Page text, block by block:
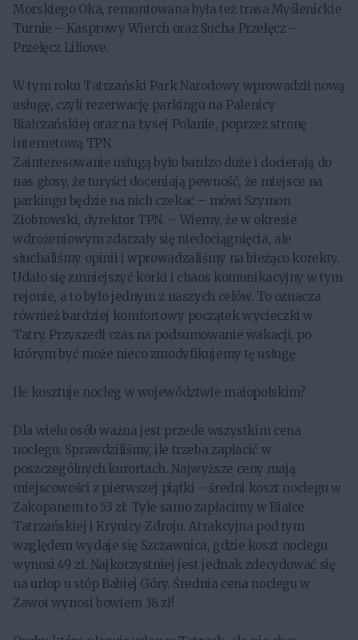
Morskiego Oka, remontowana była też trasa Myślenickie
Turnie – Kasprowy Wierch oraz Sucha Przełęcz –
Przełęcz Liliowe.
W tym roku Tatrzański Park Narodowy wprowadził nową
usługę, czyli rezerwację parkingu na Palenicy
Białczańskiej oraz na Łysej Polanie, poprzez stronę
internetową TPN.
Zainteresowanie usługą było bardzo duże i docierają do
nas głosy, że turyści doceniają pewność, że miejsce na
parkingu będzie na nich czekać – mówi Szymon
Ziobrowski, dyrektor TPN. – Wiemy, że w okresie
wdrożeniowym zdarzały się niedociągnięcia, ale
słuchaliśmy opinii i wprowadzaliśmy na bieżąco korekty.
Udało się zmniejszyć korki i chaos komunikacyjny w tym
rejonie, a to było jednym z naszych celów. To oznacza
również bardziej komfortowy początek wycieczki w
Tatry. Przyszedł czas na podsumowanie wakacji, po
którym być może nieco zmodyfikujemy tę usługę.
Ile kosztuje nocleg w województwie małopolskim?
Dla wielu osób ważna jest przede wszystkim cena
noclegu. Sprawdziliśmy, ile trzeba zapłacić w
poszczególnych kurortach. Najwyższe ceny mają
miejscowości z pierwszej piątki – średni koszt noclegu w
Zakopanem to 53 zł. Tyle samo zapłacimy w Białce
Tatrzańskiej i Krynicy-Zdroju. Atrakcyjna pod tym
względem wydaje się Szczawnica, gdzie koszt noclegu
wynosi 49 zł. Najkorzystniej jest jednak zdecydować się
na urlop u stóp Babiej Góry. Średnia cena noclegu w
Zawoi wynosi bowiem 38 zł!